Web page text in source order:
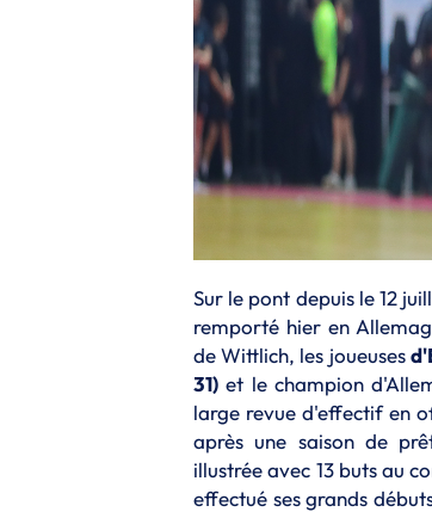
Sur le pont depuis le 12
remporté hier en
de Wittlich, les joueuses
31) et le champion
large revue d'effectif en
après une saison de
illustrée avec 13 buts au
effectué ses grands